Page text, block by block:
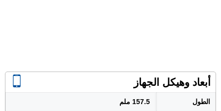
أبعاد وهيكل الجهاز
الطول 157.5 ملم